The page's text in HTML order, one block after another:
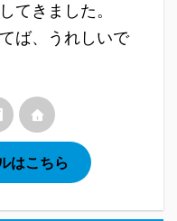
てきました。
ば、うれしいで
はこちら